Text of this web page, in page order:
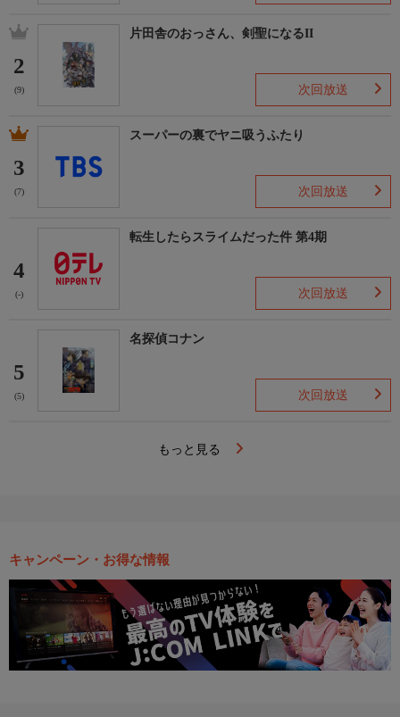
2
(9)
片田舎のおっさん、剣聖になるII
次回放送
3
(7)
スーパーの裏でヤニ吸うふたり
次回放送
4
(-)
転生したらスライムだった件 第4期
次回放送
5
(5)
名探偵コナン
次回放送
もっと見る
キャンペーン・お得な情報